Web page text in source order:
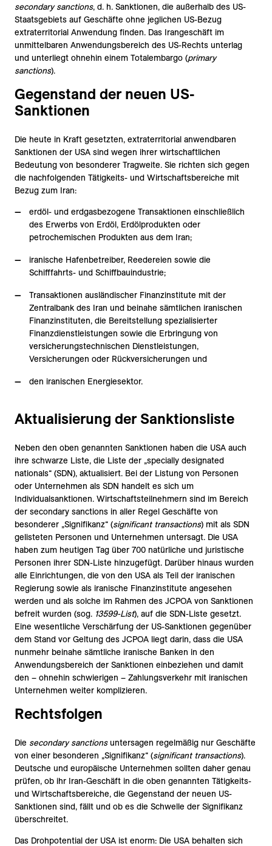
secondary sanctions, d. h. Sanktionen, die außerhalb des US-
Staatsgebiets auf Geschäfte ohne jeglichen US-Bezug
extraterritorial Anwendung finden. Das Irangeschäft im
unmittelbaren Anwendungsbereich des US-Rechts unterlag
und unterliegt ohnehin einem Totalembargo (primary
sanctions).
Gegenstand der neuen US-
Sanktionen
Die heute in Kraft gesetzten, extraterritorial anwendbaren
Sanktionen der USA sind wegen ihrer wirtschaftlichen
Bedeutung von besonderer Tragweite. Sie richten sich gegen
die nachfolgenden Tätigkeits- und Wirtschaftsbereiche mit
Bezug zum Iran:
erdöl- und erdgasbezogene Transaktionen einschließlich
des Erwerbs von Erdöl, Erdölprodukten oder
petrochemischen Produkten aus dem Iran;
iranische Hafenbetreiber, Reedereien sowie die
Schifffahrts- und Schiffbauindustrie;
Transaktionen ausländischer Finanzinstitute mit der
Zentralbank des Iran und beinahe sämtlichen iranischen
Finanzinstituten, die Bereitstellung spezialisierter
Finanzdienstleistungen sowie die Erbringung von
versicherungstechnischen Dienstleistungen,
Versicherungen oder Rückversicherungen und
den iranischen Energiesektor.
Aktualisierung der Sanktionsliste
Neben den oben genannten Sanktionen haben die USA auch
ihre schwarze Liste, die Liste der „specially designated
nationals“ (SDN), aktualisiert. Bei der Listung von Personen
oder Unternehmen als SDN handelt es sich um
Individualsanktionen. Wirtschaftsteilnehmern sind im Bereich
der secondary sanctions in aller Regel Geschäfte von
besonderer „Signifikanz“ (significant transactions) mit als SDN
gelisteten Personen und Unternehmen untersagt. Die USA
haben zum heutigen Tag über 700 natürliche und juristische
Personen ihrer SDN-Liste hinzugefügt. Darüber hinaus wurden
alle Einrichtungen, die von den USA als Teil der iranischen
Regierung sowie als iranische Finanzinstitute angesehen
werden und als solche im Rahmen des JCPOA von Sanktionen
befreit wurden (sog. 13599-List), auf die SDN-Liste gesetzt.
Eine wesentliche Verschärfung der US-Sanktionen gegenüber
dem Stand vor Geltung des JCPOA liegt darin, dass die USA
nunmehr beinahe sämtliche iranische Banken in den
Anwendungsbereich der Sanktionen einbeziehen und damit
den – ohnehin schwierigen – Zahlungsverkehr mit iranischen
Unternehmen weiter komplizieren.
Rechtsfolgen
Die secondary sanctionsuntersagen regelmäßig nur Geschäfte
von einer besonderen „Signifikanz“ (significant transactions).
Deutsche und europäische Unternehmen sollten daher genau
prüfen, ob ihr Iran-Geschäft in die oben genannten Tätigkeits-
und Wirtschaftsbereiche, die Gegenstand der neuen US-
Sanktionen sind, fällt und ob es die Schwelle der Signifikanz
überschreitet.
Das Drohpotential der USA ist enorm: Die USA behalten sich